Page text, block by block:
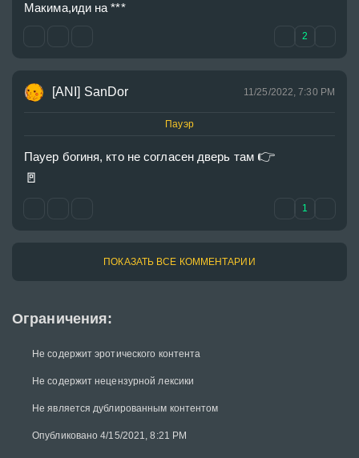
Ограничения:
Не содержит эротического контента
Не содержит нецензурной лексики
Не является дублированным контентом
Опубликовано 4/15/2021, 8:21 PM
[ANI] SanDor 11/25/2022, 7:30 PM
Пауэр
Пауер богиня, кто не согласен дверь там 👉
🚪
1
Макима,иди на ***
2
ПОКАЗАТЬ ВСЕ КОММЕНТАРИИ